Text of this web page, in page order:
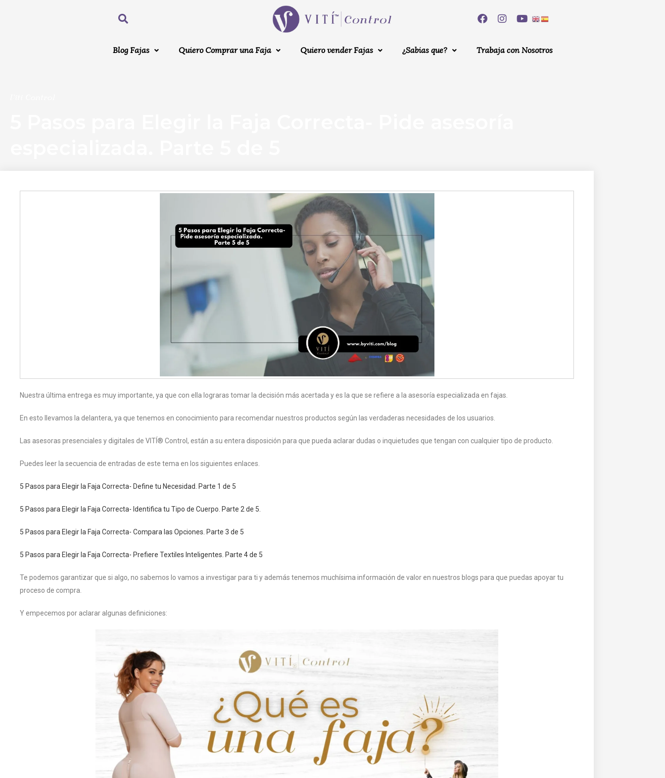
Blog Fajas Quiero Comprar una Faja Quiero vender Fajas ¿Sabias que? Trabaja con Nosotros
Nuestra última entrega es muy importante, ya que con ella lograras tomar la decisión más acertada y es la que se refiere a la asesoría especializada en fajas.
En esto llevamos la delantera, ya que tenemos en conocimiento para recomendar nuestros productos según las verdaderas necesidades de los usuarios.
Las asesoras presenciales y digitales de VITÍ® Control, están a su entera disposición para que pueda aclarar dudas o inquietudes que tengan con cualquier tipo de producto.
Puedes leer la secuencia de entradas de este tema en los siguientes enlaces.
5 Pasos para Elegir la Faja Correcta- Define tu Necesidad. Parte 1 de 5
5 Pasos para Elegir la Faja Correcta- Identifica tu Tipo de Cuerpo. Parte 2 de 5.
5 Pasos para Elegir la Faja Correcta- Compara las Opciones. Parte 3 de 5
5 Pasos para Elegir la Faja Correcta- Prefiere Textiles Inteligentes. Parte 4 de 5
Te podemos garantizar que si algo, no sabemos lo vamos a investigar para ti y además tenemos muchísima información de valor en nuestros blogs para que puedas apoyar tu
proceso de compra.
Y empecemos por aclarar algunas definiciones: